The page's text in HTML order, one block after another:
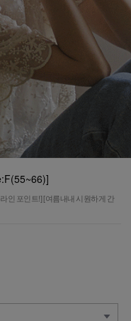
인 포인트!] [여름내내 시원하게 간